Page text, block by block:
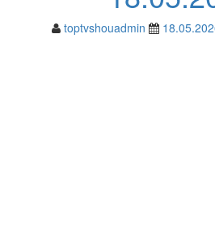
toptvshouadmin